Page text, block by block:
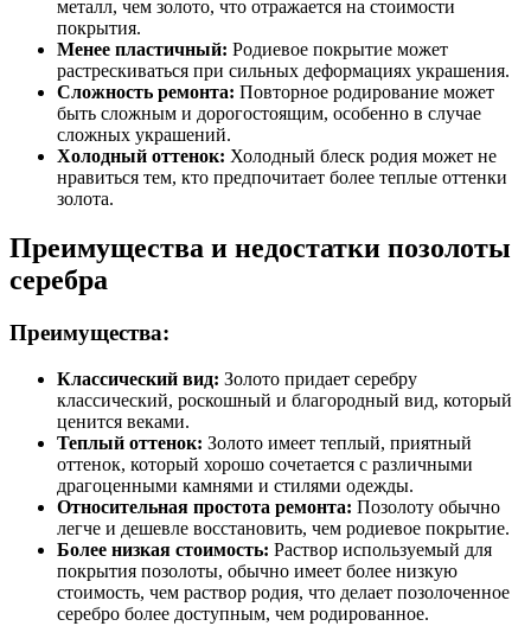
металл, чем золото, что отражается на стоимости
покрытия.
Менее пластичный: Родиевое покрытие может
растрескиваться при сильных деформациях украшения.
Сложность ремонта: Повторное родирование может
быть сложным и дорогостоящим, особенно в случае
сложных украшений.
Холодный оттенок: Холодный блеск родия может не
нравиться тем, кто предпочитает более теплые оттенки
золота.
Преимущества и недостатки позолоты
серебра
Преимущества:
Классический вид: Золото придает серебру
классический, роскошный и благородный вид, который
ценится веками.
Теплый оттенок: Золото имеет теплый, приятный
оттенок, который хорошо сочетается с различными
драгоценными камнями и стилями одежды.
Относительная простота ремонта: Позолоту обычно
легче и дешевле восстановить, чем родиевое покрытие.
Более низкая стоимость: Раствор используемый для
покрытия позолоты, обычно имеет более низкую
стоимость, чем раствор родия, что делает позолоченное
серебро более доступным, чем родированное.